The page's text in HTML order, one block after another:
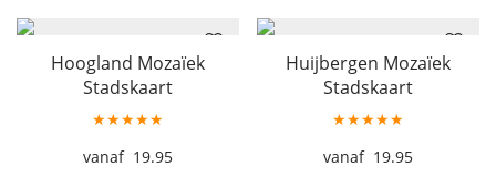
Hoogland Mozaïek
Stadskaart
★★★★★
19.95
Huijbergen Mozaïek
Stadskaart
★★★★★
19.95